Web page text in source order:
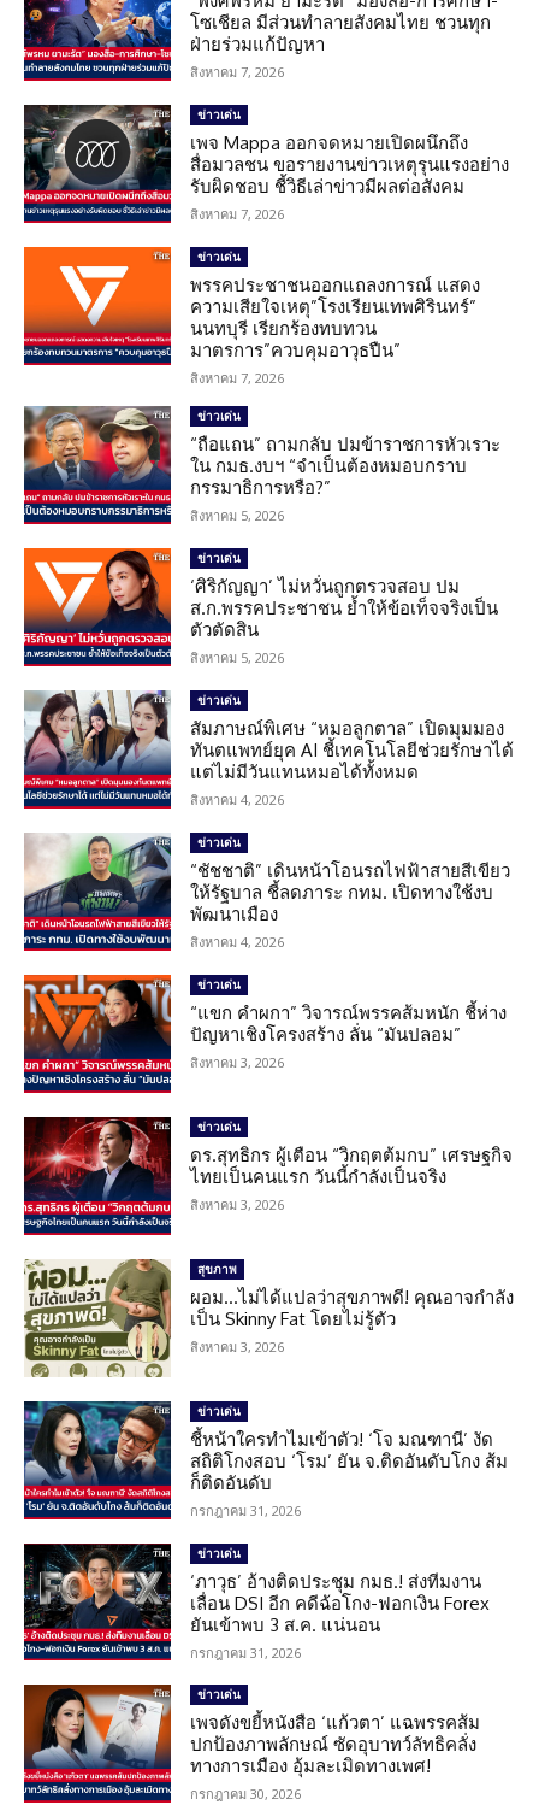
โซเชียล มีส่วนทำลายสังคมไทย ชวนทุก
ฝ่ายร่วมแก้ปัญหา
สิงหาคม 7, 2026
ข่าวเด่น
เพจ Mappa ออกจดหมายเปิดผนึกถึง
สื่อมวลชน ขอรายงานข่าวเหตุรุนแรงอย่าง
รับผิดชอบ ชี้วิธีเล่าข่าวมีผลต่อสังคม
สิงหาคม 7, 2026
ข่าวเด่น
พรรคประชาชนออกแถลงการณ์ แสดง
ความเสียใจเหตุ”โรงเรียนเทพศิรินทร์”
นนทบุรี เรียกร้องทบทวน
มาตรการ”ควบคุมอาวุธปืน”
สิงหาคม 7, 2026
ข่าวเด่น
“ถือแถน” ถามกลับ ปมข้าราชการหัวเราะ
ใน กมธ.งบฯ “จำเป็นต้องหมอบกราบ
กรรมาธิการหรือ?”
สิงหาคม 5, 2026
ข่าวเด่น
‘ศิริกัญญา’ ไม่หวั่นถูกตรวจสอบ ปม
ส.ก.พรรคประชาชน ย้ำให้ข้อเท็จจริงเป็น
ตัวตัดสิน
สิงหาคม 5, 2026
ข่าวเด่น
สัมภาษณ์พิเศษ “หมอลูกตาล” เปิดมุมมอง
ทันตแพทย์ยุค AI ชี้เทคโนโลยีช่วยรักษาได้
แต่ไม่มีวันแทนหมอได้ทั้งหมด
สิงหาคม 4, 2026
ข่าวเด่น
“ชัชชาติ” เดินหน้าโอนรถไฟฟ้าสายสีเขียว
ให้รัฐบาล ชี้ลดภาระ กทม. เปิดทางใช้งบ
พัฒนาเมือง
สิงหาคม 4, 2026
ข่าวเด่น
“แขก คำผกา” วิจารณ์พรรคส้มหนัก ชี้ห่าง
ปัญหาเชิงโครงสร้าง ลั่น “มันปลอม”
สิงหาคม 3, 2026
ข่าวเด่น
ดร.สุทธิกร ผู้เตือน “วิกฤตต้มกบ” เศรษฐกิจ
ไทยเป็นคนแรก วันนี้กำลังเป็นจริง
สิงหาคม 3, 2026
สุขภาพ
ผอม…ไม่ได้แปลว่าสุขภาพดี! คุณอาจกำลัง
เป็น Skinny Fat โดยไม่รู้ตัว
สิงหาคม 3, 2026
ข่าวเด่น
ชี้หน้าใครทำไมเข้าตัว! ‘โจ มณฑานี’ งัด
สถิติโกงสอบ ‘โรม’ ยัน จ.ติดอันดับโกง ส้ม
ก็ติดอันดับ
กรกฎาคม 31, 2026
ข่าวเด่น
‘ภาวุธ’ อ้างติดประชุม กมธ.! ส่งทีมงาน
เลื่อน DSI อีก คดีฉ้อโกง-ฟอกเงิน Forex
ยันเข้าพบ 3 ส.ค. แน่นอน
กรกฎาคม 31, 2026
ข่าวเด่น
เพจดังขยี้หนังสือ ‘แก้วตา’ แฉพรรคส้ม
ปกป้องภาพลักษณ์ ซัดอุบาทว์ลัทธิคลั่ง
ทางการเมือง อุ้มละเมิดทางเพศ!
กรกฎาคม 30, 2026